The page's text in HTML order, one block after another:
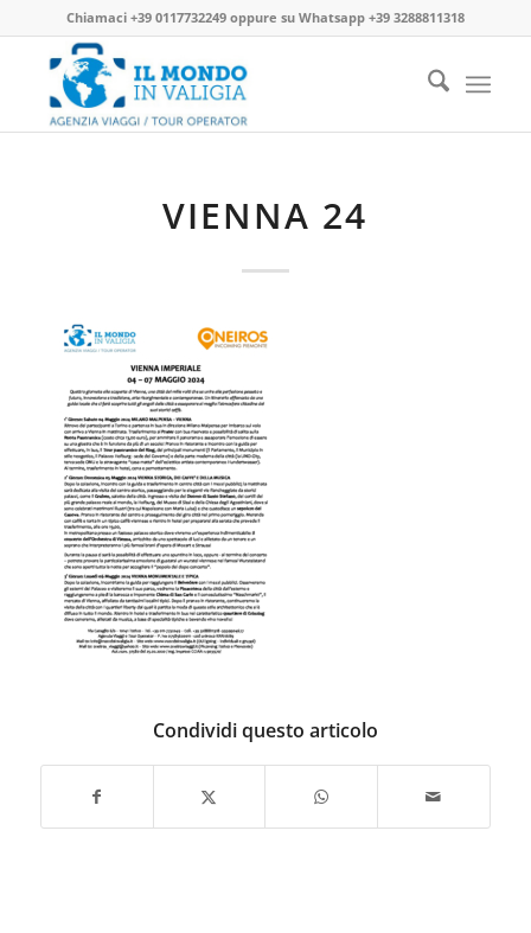
Chiamaci +39 0117732249oppure su Whatsapp +39 3288811318
VIENNA 24
Condividi questo articolo